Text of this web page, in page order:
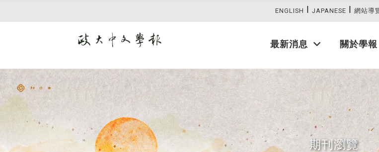
最新消息 關於學報
ENGLISH | JAPANESE | 網站導
期刊瀏覽